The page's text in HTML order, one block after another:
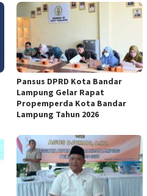
Pansus DPRD Kota Bandar
Lampung Gelar Rapat
Propemperda Kota Bandar
Lampung Tahun 2026